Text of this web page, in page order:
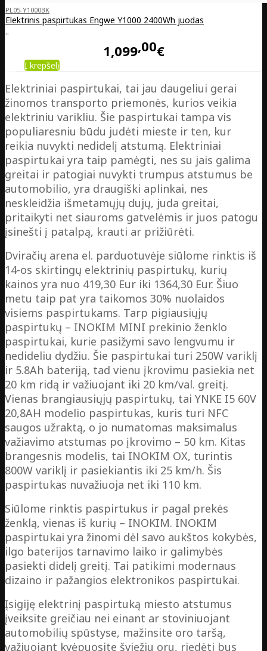
PL05-Y1000BK
Elektrinis paspirtukas Engwe Y1000 2400Wh juodas
..
1,099 00€
Į krepšelį
Elektriniai paspirtukai, tai jau daugeliui gerai
žinomos transporto priemonės, kurios veikia
elektriniu varikliu. Šie paspirtukai tampa vis
populiaresniu būdu judėti mieste ir ten, kur
reikia nuvykti nedidelį atstumą. Elektriniai
paspirtukai yra taip pamėgti, nes su jais galima
greitai ir patogiai nuvykti trumpus atstumus be
automobilio, yra draugiški aplinkai, nes
neskleidžia išmetamųjų dujų, juda greitai,
pritaikyti net siauroms gatvelėmis ir juos patogu
įsinešti į patalpą, krauti ar prižiūrėti.
Dviračių arena el. parduotuvėje siūlome rinktis iš
14-os skirtingų elektrinių paspirtukų, kurių
kainos yra nuo 419,30 Eur iki 1364,30 Eur. Šiuo
metu taip pat yra taikomos 30% nuolaidos
visiems paspirtukams. Tarp pigiausiųjų
paspirtukų – INOKIM MINI prekinio ženklo
paspirtukai, kurie pasižymi savo lengvumu ir
nedideliu dydžiu. Šie paspirtukai turi 250W variklį
ir 5.8Ah bateriją, tad vienu įkrovimu pasiekia net
20 km ridą ir važiuojant iki 20 km/val. greitį.
Vienas brangiausiųjų paspirtukų, tai YNKE I5 60V
20,8AH modelio paspirtukas, kuris turi NFC
saugos užraktą, o jo numatomas maksimalus
važiavimo atstumas po įkrovimo – 50 km. Kitas
brangesnis modelis, tai INOKIM OX, turintis
800W variklį ir pasiekiantis iki 25 km/h. Šis
paspirtukas nuvažiuoja net iki 110 km.
Siūlome rinktis paspirtukus ir pagal prekės
ženklą, vienas iš kurių – INOKIM. INOKIM
paspirtukai yra žinomi dėl savo aukštos kokybės,
ilgo baterijos tarnavimo laiko ir galimybės
pasiekti didelį greitį. Tai patikimi modernaus
dizaino ir pažangios elektronikos paspirtukai.
Įsigiję elektrinį paspirtuką miesto atstumus
įveiksite greičiau nei einant ar stoviniuojant
automobilių spūstyse, mažinsite oro taršą,
važiuojant kvėpuosite šviežiu oru, riedėti bus